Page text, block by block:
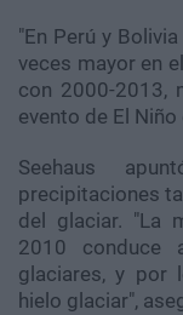
"En Perú y
veces mayor en
con 2000-2013,
evento de El
Seehaus
precipitaciones
del glaciar. "La
2010 conduce
glaciares, y por
hielo glaciar",